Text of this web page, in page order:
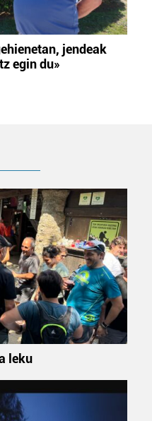
jendeak
egin du»
leku